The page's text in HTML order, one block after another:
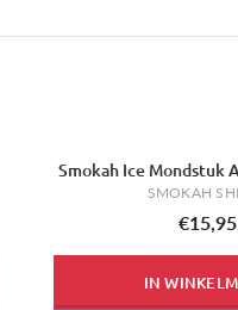
Smokah Ice Mondstuk
SMOKAH
€15,95
IN